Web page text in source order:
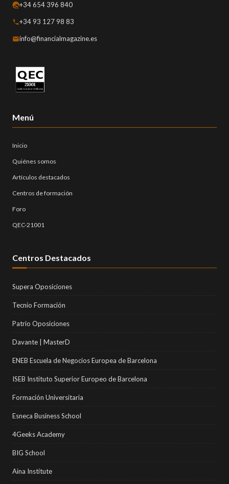
+34 654 396 840
+34 93 127 98 83
info@financialmagazine.es
Menú
Inicio
Quiénes somos
Artículos destacados
Centros de formación
Foro
QEC-21001
Centros Destacados
Supera Oposiciones
Tecnio Formación
Patrio Oposiciones
Davante | MasterD
ENEB Escuela de Negocios Europea de Barcelona
ISEB Instituto Superior Europeo de Barcelona
Formación Universitaria
Esneca Business School
4Geeks Academy
BIG School
Aina Institute